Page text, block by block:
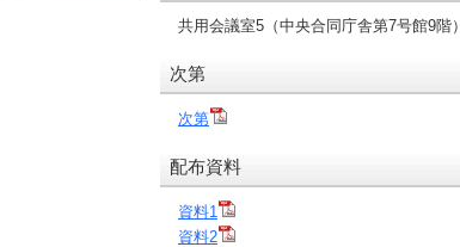
共用会議室5（中央合同庁舎第7号館9階）
次第
次第
配布資料
資料1
資料2